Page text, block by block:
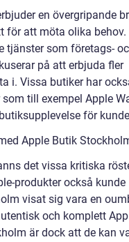
en övergripande
för att möta olika behov.
tjänster som företags-
på att erbjuda fler
i. Vissa butiker har
till exempel Apple
för
Apple Butik
det vissa kritiska
produkter också kunde
visat sig vara en
och komplett
är dock att de kan